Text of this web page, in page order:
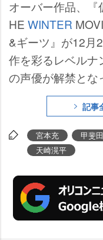
オーバー作品、
HE WINTER
&ギーツ』が12月
作を彩るレベルナ
の声優が解禁とな
記事
宮本充 甲斐
天崎滉平